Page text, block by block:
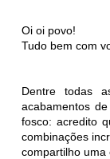
Oi oi povo!
Tudo bem com
Dentre todas
acabamentos
fosco: acredito
combinações
compartilho